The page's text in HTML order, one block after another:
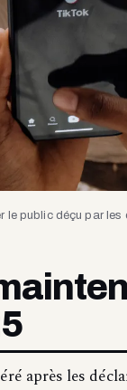
le public déçu par
après les